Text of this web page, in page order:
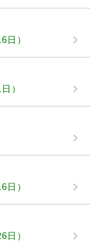
日）
）
日）
日）